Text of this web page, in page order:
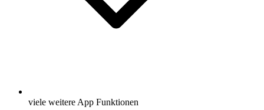
viele weitere App Funktionen